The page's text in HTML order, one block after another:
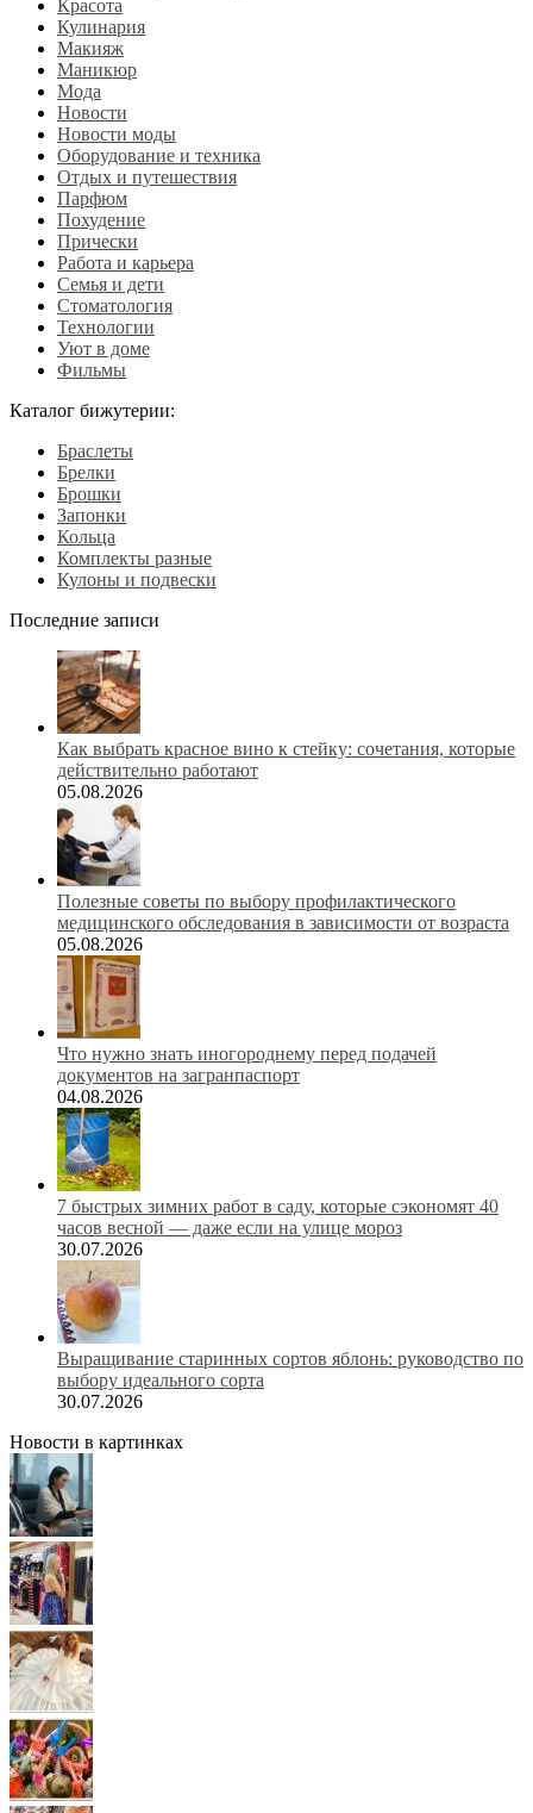
Красота
Кулинария
Макияж
Маникюр
Мода
Новости
Новости моды
Оборудование и техника
Отдых и путешествия
Парфюм
Похудение
Прически
Работа и карьера
Семья и дети
Стоматология
Технологии
Уют в доме
Фильмы
Каталог бижутерии:
Браслеты
Брелки
Брошки
Запонки
Кольца
Комплекты разные
Кулоны и подвески
Последние записи
Как выбрать красное вино к стейку: сочетания, которые
действительно работают
05.08.2026
Полезные советы по выбору профилактического
медицинского обследования в зависимости от возраста
05.08.2026
Что нужно знать иногороднему перед подачей
документов на загранпаспорт
04.08.2026
7 быстрых зимних работ в саду, которые сэкономят 40
часов весной — даже если на улице мороз
30.07.2026
Выращивание старинных сортов яблонь: руководство по
выбору идеального сорта
30.07.2026
Новости в картинках